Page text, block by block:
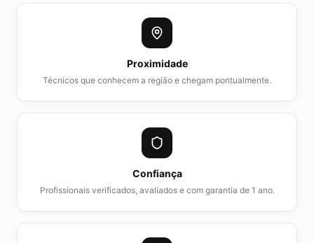
Proximidade
Técnicos que conhecem a região e chegam pontualmente.
Confiança
Profissionais verificados, avaliados e com garantia de 1 ano.